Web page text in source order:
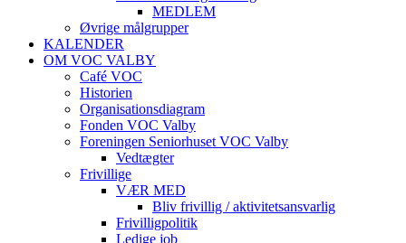
MEDLEM
Øvrige målgrupper
KALENDER
OM VOC VALBY
Café VOC
Historien
Organisationsdiagram
Fonden VOC Valby
Foreningen Seniorhuset VOC Valby
Vedtægter
Frivillige
VÆR MED
Bliv frivillig / aktivitetsansvarlig
Frivilligpolitik
Ledige job